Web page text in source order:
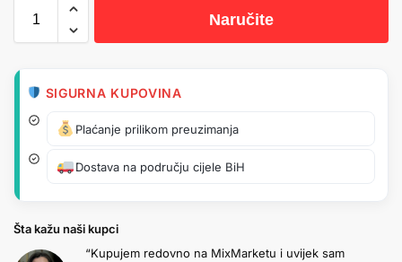
Naručite
SIGURNA KUPOVINA
Plaćanje prilikom preuzimanja
Dostava na području cijele BiH
Šta kažu naši kupci
“Kupujem redovno na MixMarketu i uvijek sam